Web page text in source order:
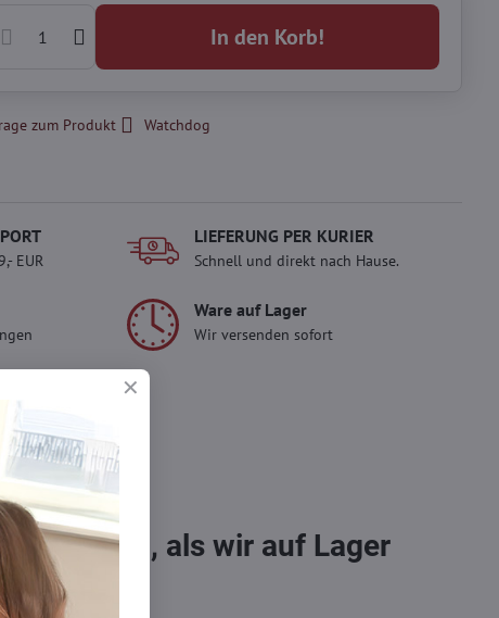
In den Korb!
zum Produkt Watchdog
EUR
LIEFERUNG PER KURIER
Schnell und direkt nach Hause.
Ware auf Lager
Wir versenden sofort
und
Einkauf.
im
bestellen, als wir auf Lager